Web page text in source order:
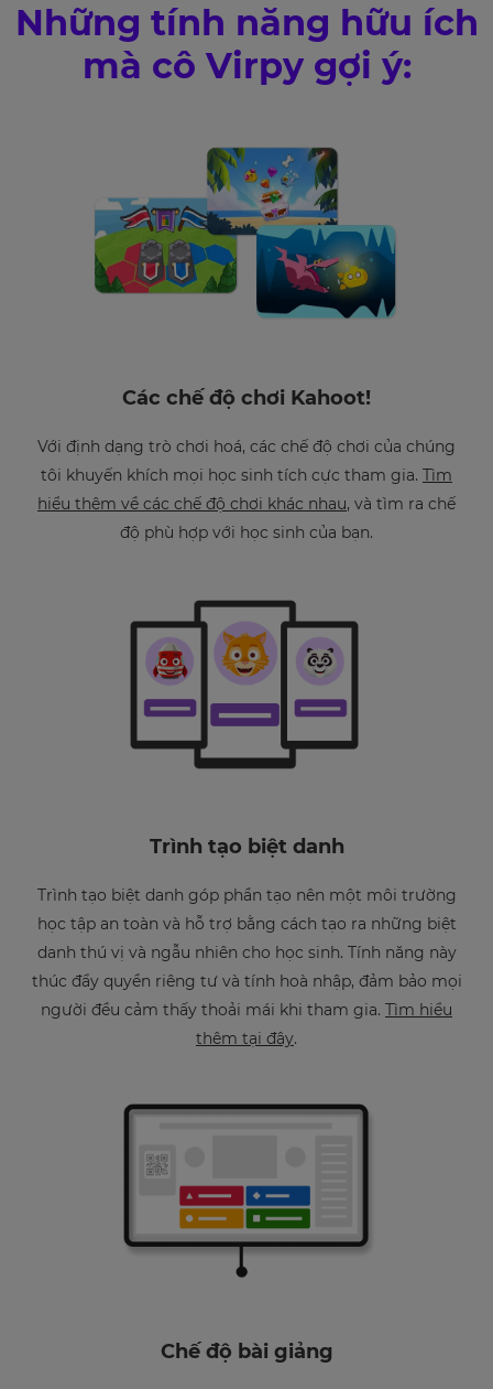
Những tính năng hữu ích
mà cô Virpy gợi ý:
Các chế độ chơi Kahoot!
Với định dạng trò chơi hoá, các chế độ chơi của chúng
tôi khuyến khích mọi học sinh tích cực tham gia. Tìm
hiểu thêm về các chế độ chơi khác nhau, và tìm ra chế
độ phù hợp với học sinh của bạn.
Trình tạo biệt danh
Trình tạo biệt danh góp phần tạo nên một môi trường
học tập an toàn và hỗ trợ bằng cách tạo ra những biệt
danh thú vị và ngẫu nhiên cho học sinh. Tính năng này
thúc đẩy quyền riêng tư và tính hoà nhập, đảm bảo mọi
người đều cảm thấy thoải mái khi tham gia. Tìm hiểu
thêm tại đây.
Chế độ bài giảng